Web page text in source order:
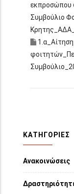
εκπροσώπου
Συμβούλιο
ΚΑΤΗΓΟΡΙΕΣ
Ανακοινώσεις